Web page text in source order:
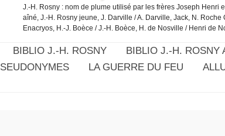
J.-H. Rosny : nom de plume utilisé par les frères Joseph Henri
aîné, J.-H. Rosny jeune, J. Darville / A. Darville, Jack, N.
Enacryos, H.-J. Boèce / J.-H. Boèce, H. de Nosville / Henri de
BIBLIO J.-H. ROSNY BIBLIO J.-H. ROSNY
LA GUERRE DU FEU